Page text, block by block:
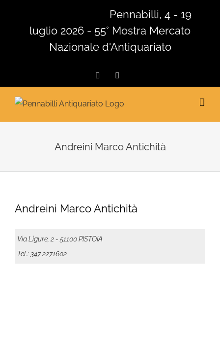
contenuto
Pennabilli, 4 - 19
luglio 2026 - 55° Mostra Mercato
Nazionale d'Antiquariato
Facebook
Andreini Marco Antichità
Andreini Marco Antichità
Via Ligure, 2 - 51100 PISTOIA
Tel.: 347 2271602